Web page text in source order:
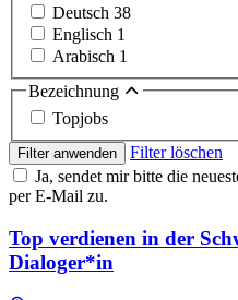
Deutsch 38
Englisch 1
Arabisch 1
Bezeichnung
Topjobs
Filter anwenden
Filter löschen
Ja, sendet mir bitte die
per E-Mail zu.
Top verdienen in der
Dialoger*in